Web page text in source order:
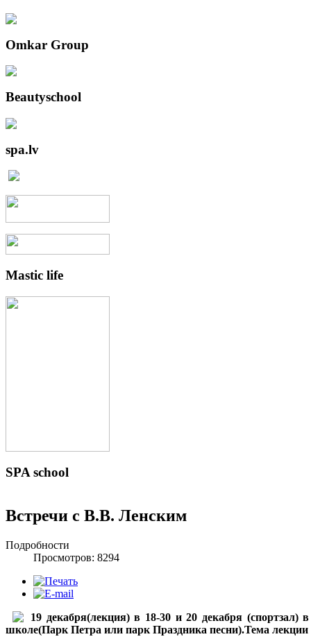
Omkar Group
Beautyschool
spa.lv
Mastic life
SPA school
Встречи с В.В. Ленским
Подробности
Просмотров: 8294
19 декабря(лекция) в 18-30 и 20 декабря (спортзал)
школе(Парк Петра или парк Праздника песни).Тема